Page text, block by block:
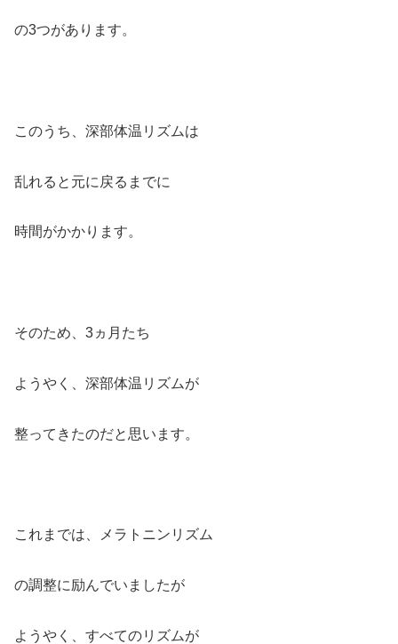
の3つがあります。
このうち、深部体温リズムは
乱れると元に戻るまでに
時間がかかります。
そのため、3ヵ月たち
ようやく、深部体温リズムが
整ってきたのだと思います。
これまでは、メラトニンリズム
の調整に励んでいましたが
ようやく、すべてのリズムが